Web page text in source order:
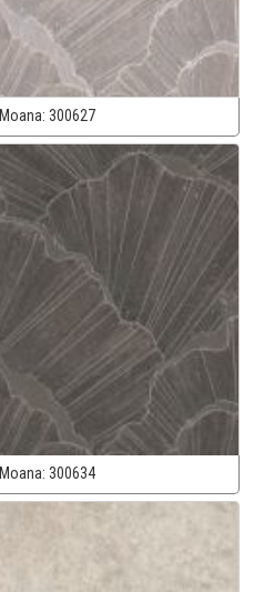
Moana: 300627
Moana: 300634